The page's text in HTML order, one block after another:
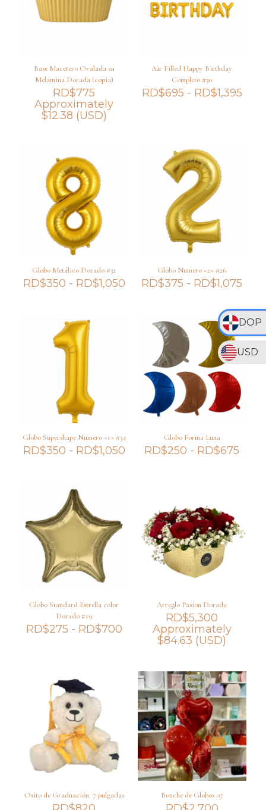
DOP
USD
Base Macetero Ovalada en
Melamina Dorada (copia)
RD$775
Approximately
$12.38 (USD)
Air Filled Happy Birthday
Completo #30
RD$695 - RD$1,395
Globo Metálico Dorado #32
RD$350 - RD$1,050Rango
RD$350
RD$1,050
Globo Numero «2» #26
RD$375 - RD$1,075
Globo Supershape Numero «1» #34
RD$350 - RD$1,050Rango
RD$1,050
Globo Forma Luna
RD$250 - RD$675
Globo Standard Estrella color
Dorado #19
RD$275 - RD$700Rango
RD$275
hasta
RD$700
Arreglo Pasion Dorada
RD$5,300
Approximately
$84.63 (USD)
Osito de Graduación. 7 pulgadas Bonche de Globos 07